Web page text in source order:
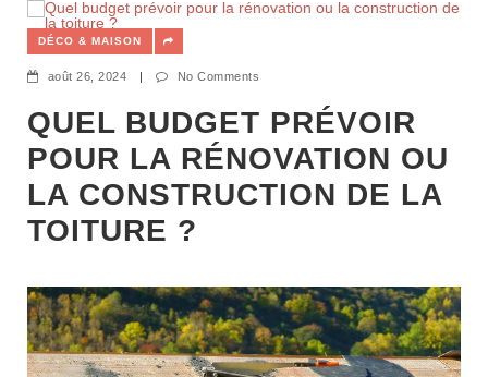
DÉCO & MAISON
août 26, 2024 | No Comments
QUEL BUDGET PRÉVOIR
POUR LA RÉNOVATION OU
LA CONSTRUCTION DE LA
TOITURE ?